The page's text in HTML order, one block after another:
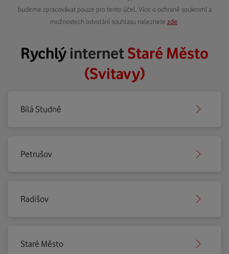
budeme zpracovávat pouze pro tento účel. Více o ochraně soukromí a
možnostech odvolání souhlasu naleznete zde
RychlýinternetStaré Město
(Svitavy)
Bílá Studně
Petrušov
Radišov
Staré Město